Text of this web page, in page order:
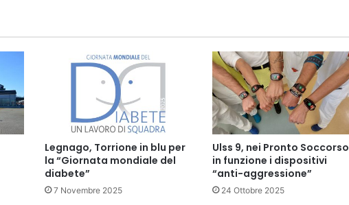
Legnago, Torrione in blu per
la “Giornata mondiale del
diabete”
7 Novembre 2025
Ulss 9, nei Pronto Soccorso
in funzione i dispositivi
“anti-aggressione”
24 Ottobre 2025